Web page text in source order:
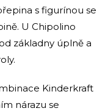
s figurínou se
U Chipolino
základny úplně a
Kinderkraft
nárazu se